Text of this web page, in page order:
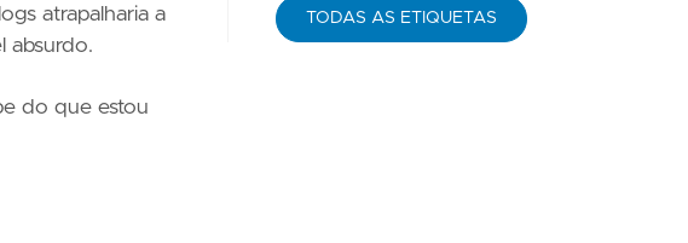
atrapalharia a
absurdo.
do que estou
TODAS AS ETIQUETAS